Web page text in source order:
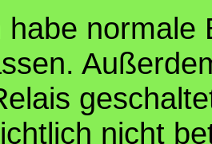
habe normale
nicht